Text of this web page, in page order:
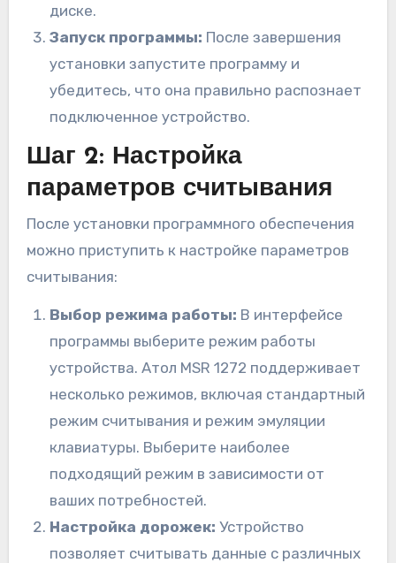
диске.
Запуск программы: После завершения
установки запустите программу и
убедитесь, что она правильно распознает
подключенное устройство.
Шаг 2: Настройка
параметров считывания
После установки программного обеспечения
можно приступить к настройке параметров
считывания:
Выбор режима работы: В интерфейсе
программы выберите режим работы
устройства. Атол MSR 1272 поддерживает
несколько режимов, включая стандартный
режим считывания и режим эмуляции
клавиатуры. Выберите наиболее
подходящий режим в зависимости от
ваших потребностей.
Настройка дорожек: Устройство
позволяет считывать данные с различных